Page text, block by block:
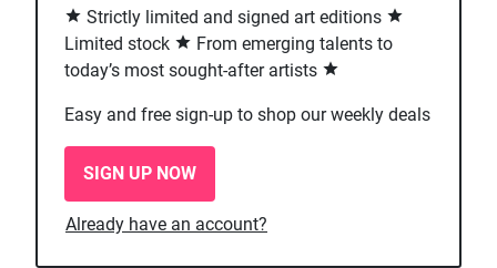
Strictly limited and signed art editions
Limited stock
From emerging talents to
today’s most sought-after artists
Easy and free sign-up to shop our weekly deals
SIGN UP NOW
Already have an account?